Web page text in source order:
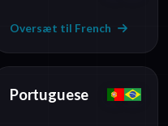
Oversæt til French
Portuguese